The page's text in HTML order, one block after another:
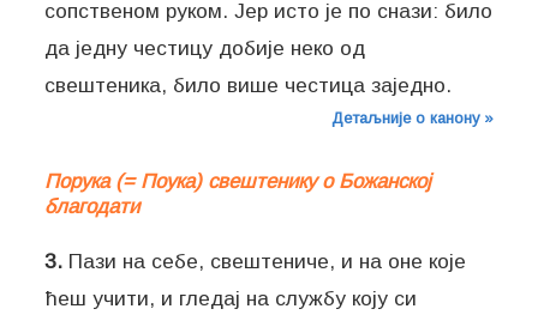
сопственом руком. Јер исто је по снази: било
да једну честицу добије неко од
свештеника, било више честица заједно.
Детаљније о канону »
Порука (= Поука) свештенику о Божанској
благодати
3. Пази на себе, свештениче, и на оне које
ћеш учити, и гледај на службу коју си